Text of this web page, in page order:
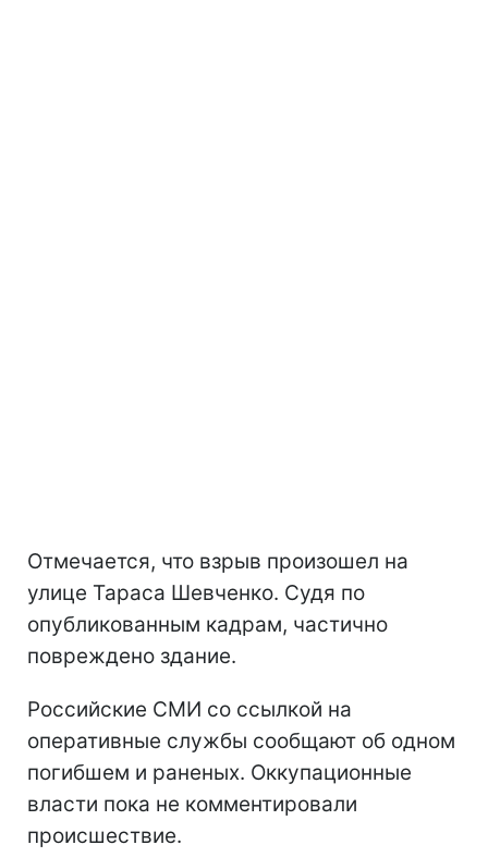
Отмечается, что взрыв произошел на
улице Тараса Шевченко. Судя по
опубликованным кадрам, частично
повреждено здание.
Российские СМИ со ссылкой на
оперативные службы сообщают об одном
погибшем и раненых. Оккупационные
власти пока не комментировали
происшествие.